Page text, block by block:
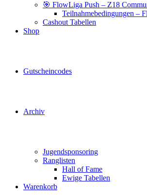
🎯 FlowLiga Push – Z18
Teilnahmebedingungen –
Cashout Tabellen
Shop
Gutscheincodes
Archiv
Jugendsponsoring
Ranglisten
Hall of Fame
Ewige Tabellen
Warenkorb